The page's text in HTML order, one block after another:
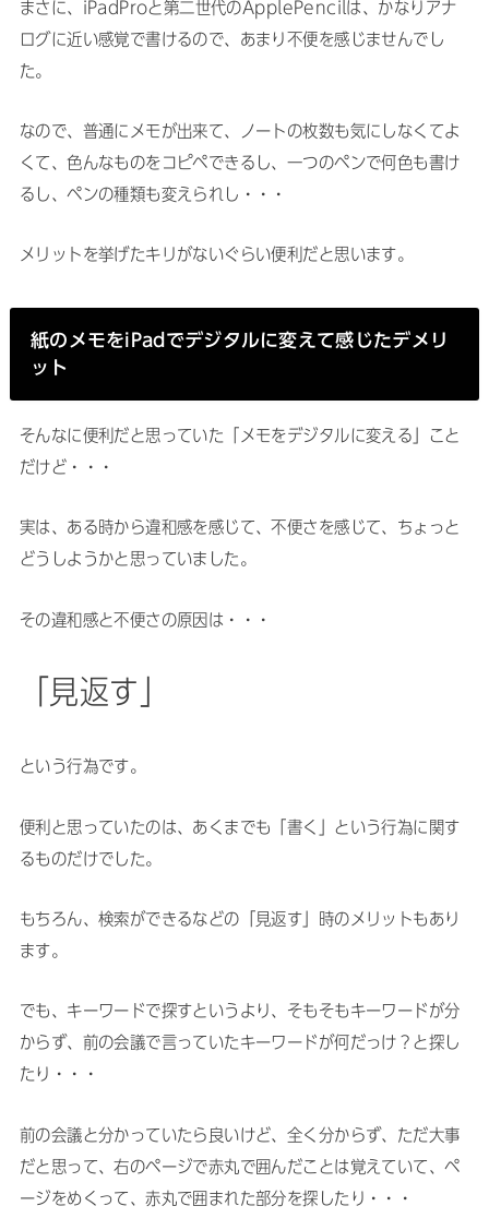
まさに、iPadProと第二世代のApplePencilは、かなりアナ
ログに近い感覚で書けるので、あまり不便を感じませんでし
た。
なので、普通にメモが出来て、ノートの枚数も気にしなくてよ
くて、色んなものをコピペできるし、一つのペンで何色も書け
るし、ペンの種類も変えられし・・・
メリットを挙げたキリがないぐらい便利だと思います。
紙のメモをiPadでデジタルに変えて感じたデメリ
ット
そんなに便利だと思っていた「メモをデジタルに変える」こと
だけど・・・
実は、ある時から違和感を感じて、不便さを感じて、ちょっと
どうしようかと思っていました。
その違和感と不便さの原因は・・・
「見返す」
という行為です。
便利と思っていたのは、あくまでも「書く」という行為に関す
るものだけでした。
もちろん、検索ができるなどの「見返す」時のメリットもあり
ます。
でも、キーワードで探すというより、そもそもキーワードが分
からず、前の会議で言っていたキーワードが何だっけ？と探し
たり・・・
前の会議と分かっていたら良いけど、全く分からず、ただ大事
だと思って、右のページで赤丸で囲んだことは覚えていて、ペ
ージをめくって、赤丸で囲まれた部分を探したり・・・